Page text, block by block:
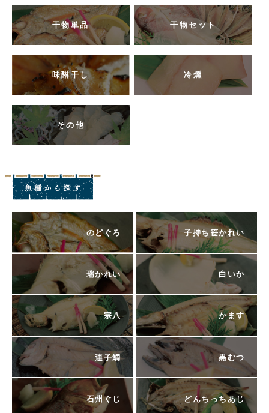
干物単品 干物セット
味醂干し 冷燻
その他
のどぐろ 子持ち笹かれい
瑞かれい 白いか
宗八 かます
連子鯛 黒むつ
石州ぐじ どんちっちあじ